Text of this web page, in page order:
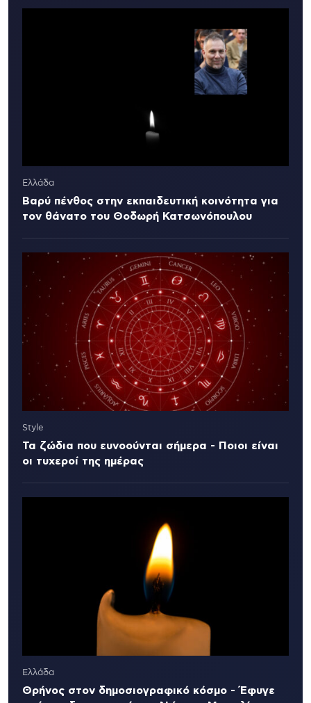
Ελλάδα
Βαρύ πένθος στην εκπαιδευτική κοινότητα για
τον θάνατο του Θοδωρή Κατσωνόπουλου
Style
Τα ζώδια που ευνοούνται σήμερα - Ποιοι είναι
οι τυχεροί της ημέρας
Ελλάδα
Θρήνος στον δημοσιογραφικό κόσμο - Έφυγε